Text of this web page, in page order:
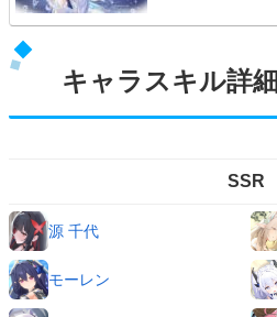
キャラスキル詳細
SSR
源 千代
モーレン